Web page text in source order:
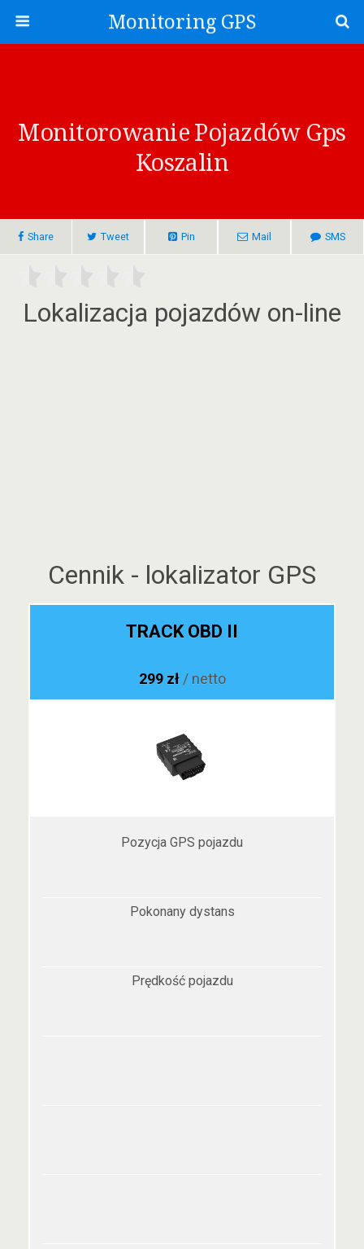
Monitoring GPS
Monitorowanie Pojazdów Gps
Koszalin
Share Tweet Pin Mail SMS
Lokalizacja pojazdów on-line
Cennik - lokalizator GPS
TRACK OBD II
299 zł / netto
Pozycja GPS pojazdu
Pokonany dystans
Prędkość pojazdu